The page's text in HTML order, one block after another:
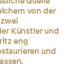
von der
Künstler und
eng
und